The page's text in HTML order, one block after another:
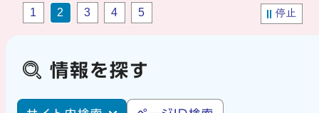
停止
1 2 3 4 5
情報を探す
サイト内・ページID検索